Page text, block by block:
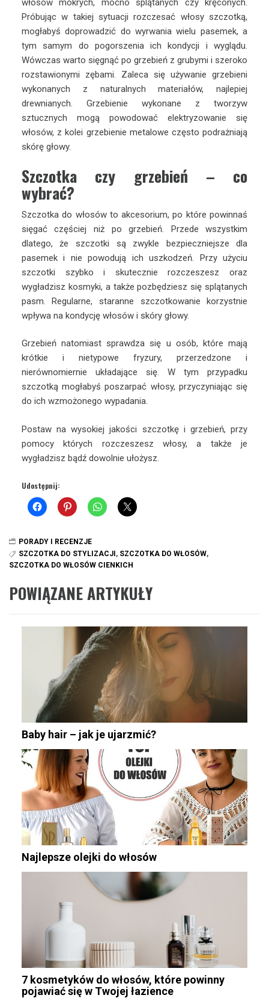
włosów mokrych, mocno splątanych czy kręconych.
Próbując w takiej sytuacji rozczesać włosy szczotką,
mogłabyś doprowadzić do wyrwania wielu pasemek, a
tym samym do pogorszenia ich kondycji i wyglądu.
Wówczas warto sięgnąć po grzebień z grubymi i szeroko
rozstawionymi zębami. Zaleca się używanie grzebieni
wykonanych z naturalnych materiałów, najlepiej
drewnianych. Grzebienie wykonane z tworzyw
sztucznych mogą powodować elektryzowanie się
włosów, z kolei grzebienie metalowe często podrażniają
skórę głowy.
Szczotka czy grzebień – co
wybrać?
Szczotka do włosów to akcesorium, po które powinnaś
sięgać częściej niż po grzebień. Przede wszystkim
dlatego, że szczotki są zwykle bezpieczniejsze dla
pasemek i nie powodują ich uszkodzeń. Przy użyciu
szczotki szybko i skutecznie rozczeszesz oraz
wygładzisz kosmyki, a także pozbędziesz się splątanych
pasm. Regularne, staranne szczotkowanie korzystnie
wpływa na kondycję włosów i skóry głowy.
Grzebień natomiast sprawdza się u osób, które mają
krótkie i nietypowe fryzury, przerzedzone i
nierównomiernie układające się. W tym przypadku
szczotką mogłabyś poszarpać włosy, przyczyniając się
do ich wzmożonego wypadania.
Postaw na wysokiej jakości szczotkę i grzebień, przy
pomocy których rozczeszesz włosy, a także je
wygładzisz bądź dowolnie ułożysz.
Udostępnij:
PORADY I RECENZJE
SZCZOTKA DO STYLIZACJI , SZCZOTKA DO WŁOSÓW,
SZCZOTKA DO WŁOSÓW CIENKICH
POWIĄZANE ARTYKUŁY
Baby hair – jak je ujarzmić?
Najlepsze olejki do włosów
7 kosmetyków do włosów, które powinny
pojawiać się w Twojej łazience